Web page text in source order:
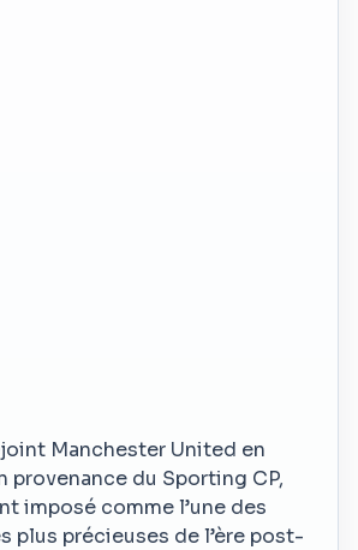
Manchester United en
provenance du Sporting CP,
imposé comme l’une des
plus précieuses de l’ère post-